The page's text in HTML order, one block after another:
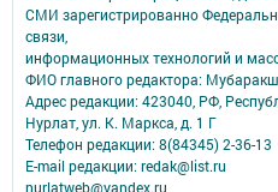
СМИ зарегистрированно
связи,
информационных технологий и
ФИО главного редактора:
Адрес редакции: 423040, РФ,
Нурлат, ул. К. Маркса, д. 1 Г
Телефон редакции: 8(84345) 2-36-13
E-mail редакции: redak@list.ru
nurlatweb@yandex.ru